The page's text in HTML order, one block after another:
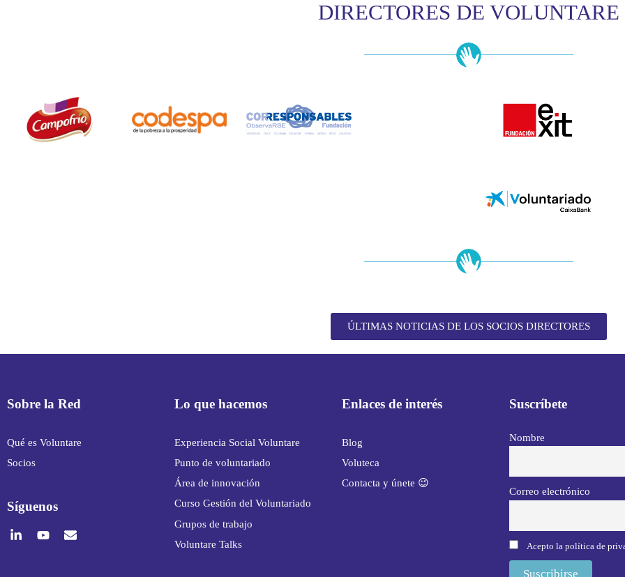
DIRECTORES DE VOLUNTARE
ÚLTIMAS NOTICIAS DE LOS SOCIOS DIRECTORES
Sobre la Red
Qué es Voluntare
Socios
Síguenos
Lo que hacemos
Experiencia Social Voluntare
Punto de voluntariado
Área de innovación
Curso Gestión del Voluntariado
Grupos de trabajo
Voluntare Talks
Enlaces de interés
Blog
Voluteca
Contacta y únete 😉
Suscríbete
Nombre
Correo electrónico
Acepto la política de